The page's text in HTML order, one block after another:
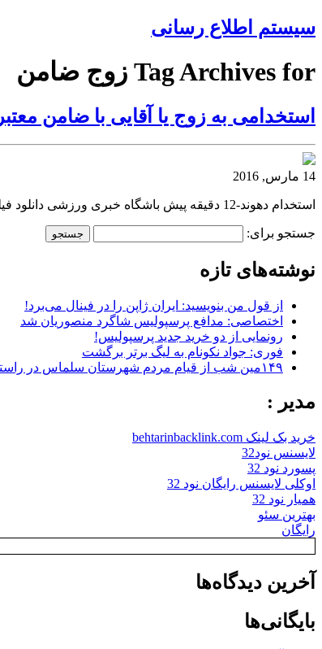
سیستم اطلاع رسانی
Tag Archives for زوج ضامن
استخدامی به زوج یا آقایی با ضامن معتبر
14 مارس, 2016
استخدام دهوند-12 دقیقه پیش باشگاه خبری ورزشی دانلود فیلم خارجی
جستجو برای:
نوشته‌های تازه
از قول من بنویسید: ایران ژاپن را در فینال می‌برد!
اختصاصی: مدافع پرسپولیس شاگرد منصوریان شد
رونمایی از دو خرید جدید پرسپولیس!
فوری: جواد نکونام به لیگ برتر برگشت
۱۴۹مین شب از قیام مردم شهرستان سلماس در راستای خونخواهی رهبر شهید + تصاویر
مدیر :
خرید بک لینک behtarinbacklink.com
لایسنس نود32
پسورد نود 32
اوکلی لایسنس رایگان نود 32
همیار نود 32
بهترین سئو
رایگان
آخرین دیدگاه‌ها
بایگانی‌ها